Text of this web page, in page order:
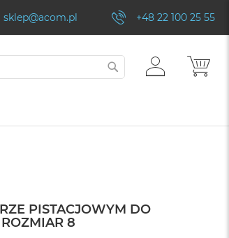
sklep@acom.pl +48 22 100 25 55
ZALOGUJ
SIĘ
SZUKAJ
PISTACJOWYM DO
8